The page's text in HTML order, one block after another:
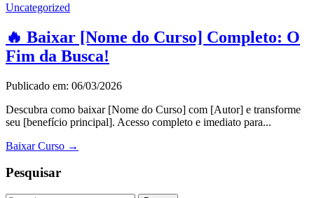
Uncategorized
🔥 Baixar [Nome do Curso] Completo: O
Fim da Busca!
Publicado em: 06/03/2026
Descubra como baixar [Nome do Curso] com [Autor] e transforme
seu [benefício principal]. Acesso completo e imediato para...
Baixar Curso →
Pesquisar